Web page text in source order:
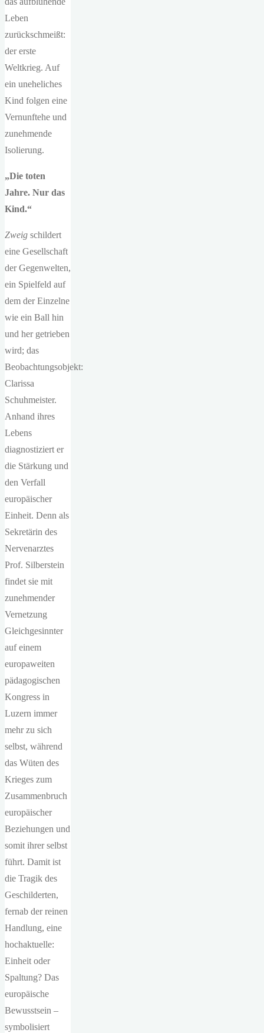
Leben
zurückschmeißt:
der erste
Weltkrieg. Auf
ein uneheliches
Kind folgen eine
Vernunftehe und
zunehmende
Isolierung.
„Die toten
Jahre. Nur das
Kind.“
Zweig schildert
eine Gesellschaft
der Gegenwelten,
ein Spielfeld auf
dem der Einzelne
wie ein Ball hin
und her getrieben
wird; das
Beobachtungsobjekt:
Clarissa
Schuhmeister.
Anhand ihres
Lebens
diagnostiziert er
die Stärkung und
den Verfall
europäischer
Einheit. Denn als
Sekretärin des
Nervenarztes
Prof. Silberstein
findet sie mit
zunehmender
Vernetzung
Gleichgesinnter
auf einem
europaweiten
pädagogischen
Kongress in
Luzern immer
mehr zu sich
selbst, während
das Wüten des
Krieges zum
Zusammenbruch
europäischer
Beziehungen und
somit ihrer selbst
führt. Damit ist
die Tragik des
Geschilderten,
fernab der reinen
Handlung, eine
hochaktuelle:
Einheit oder
Spaltung? Das
europäische
Bewusstsein –
symbolisiert